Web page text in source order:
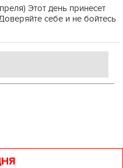
Этот день принесет
себе и не бойтесь